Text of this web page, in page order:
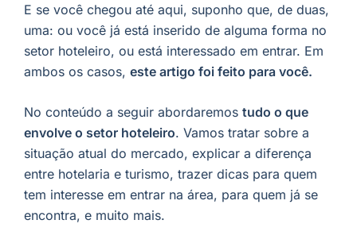
E se você chegou até aqui, suponho que, de duas,
uma: ou você já está inserido de alguma forma no
setor hoteleiro, ou está interessado em entrar. Em
ambos os casos, este artigo foi feito para você.
No conteúdo a seguir abordaremos tudo o que
envolve o setor hoteleiro. Vamos tratar sobre a
situação atual do mercado, explicar a diferença
entre hotelaria e turismo, trazer dicas para quem
tem interesse em entrar na área, para quem já se
encontra, e muito mais.